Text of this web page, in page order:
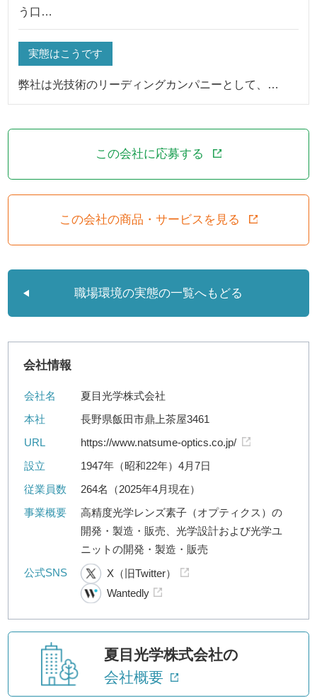
う口…
実態はこうです
弊社は光技術のリーディングカンパニーとして、…
この会社に応募する
この会社の商品・サービスを見る
職場環境の実態の一覧へもどる
会社情報
会社名
夏目光学株式会社
本社
長野県飯田市鼎上茶屋3461
URL
https://www.natsume-optics.co.jp/
設立
1947年（昭和22年）4月7日
従業員数
264名（2025年4月現在）
事業概要
高精度光学レンズ素子（オプティクス）の
開発・製造・販売、光学設計および光学ユ
ニットの開発・製造・販売
公式SNS
X（旧Twitter）
Wantedly
夏目光学株式会社の
会社概要